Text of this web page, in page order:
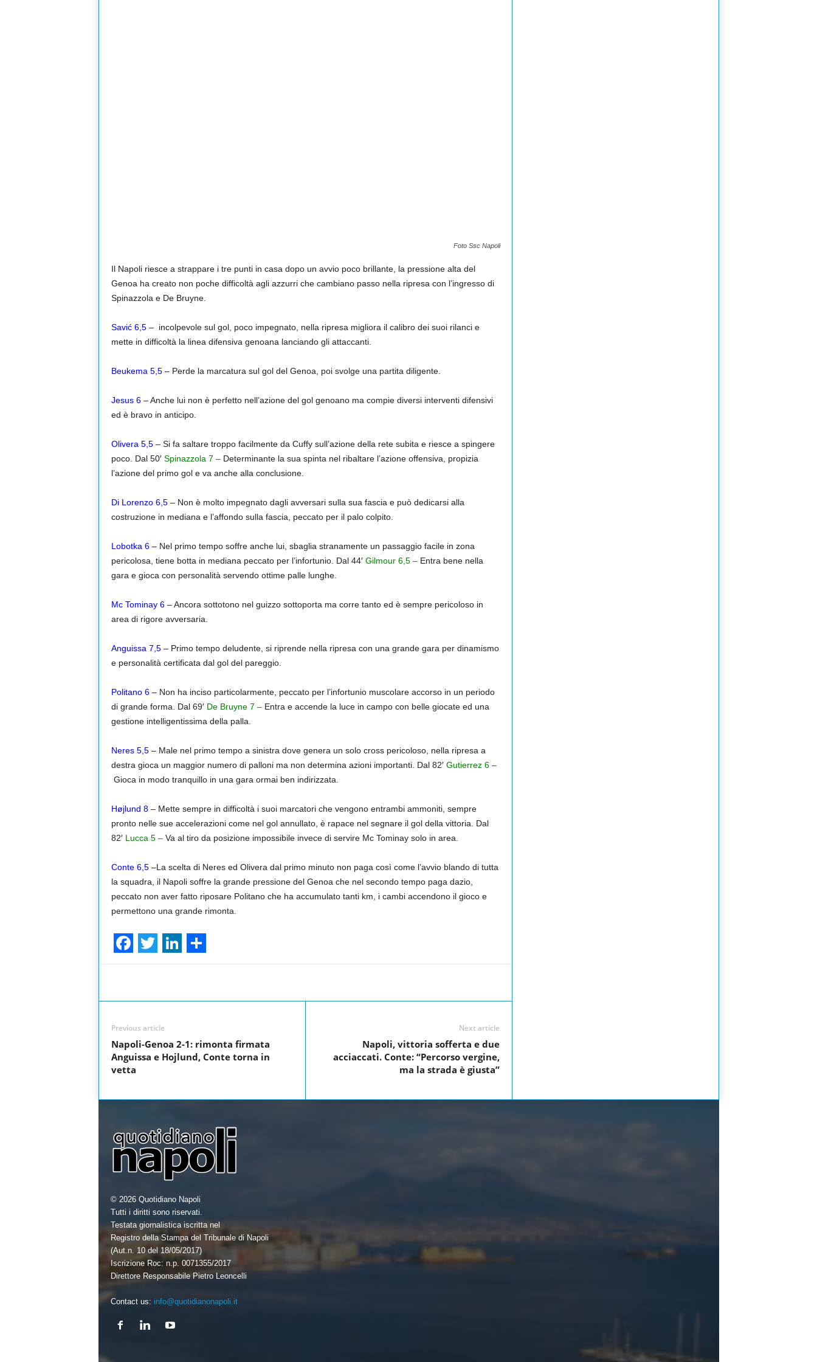
Foto Ssc Napoli
Il Napoli riesce a strappare i tre punti in casa dopo un avvio poco brillante, la pressione alta del
Genoa ha creato non poche difficoltà agli azzurri che cambiano passo nella ripresa con l’ingresso di
Spinazzola e De Bruyne.
Savić 6,5 –incolpevole sul gol, poco impegnato, nella ripresa migliora il calibro dei suoi rilanci e
mette in difficoltà la linea difensiva genoana lanciando gli attaccanti.
Beukema 5,5 – Perde la marcatura sul gol del Genoa, poi svolge una partita diligente.
Jesus 6 –Anche lui non è perfetto nell’azione del gol genoano ma compie diversi interventi difensivi
ed è bravo in anticipo.
Olivera 5,5 –Si fa saltare troppo facilmente da Cuffy sull’azione della rete subita e riesce a spingere
poco. Dal 50′ Spinazzola 7 –Determinante la sua spinta nel ribaltare l’azione offensiva, propizia
l’azione del primo gol e va anche alla conclusione.
Di Lorenzo 6,5 –Non è molto impegnato dagli avversari sulla sua fascia e può dedicarsi alla
costruzione in mediana e l’affondo sulla fascia, peccato per il palo colpito.
Lobotka 6 –Nel primo tempo soffre anche lui, sbaglia stranamente un passaggio facile in zona
pericolosa, tiene botta in mediana peccato per l’infortunio. Dal 44′ Gilmour 6,5 – Entra bene nella
gara e gioca con personalità servendo ottime palle lunghe.
Mc Tominay 6 –Ancora sottotono nel guizzo sottoporta ma corre tanto ed è sempre pericoloso in
area di rigore avversaria.
Anguissa 7,5 – Primo tempo deludente, si riprende nella ripresa con una grande gara per dinamismo
e personalità certificata dal gol del pareggio.
Politano 6 – Non ha inciso particolarmente, peccato per l’infortunio muscolare accorso in un periodo
di grande forma. Dal 69′De Bruyne 7 – Entra e accende la luce in campo con belle giocate ed una
gestione intelligentissima della palla.
Neres 5,5 –Male nel primo tempo a sinistra dove genera un solo cross pericoloso, nella ripresa a
destra gioca un maggior numero di palloni ma non determina azioni importanti. Dal 82′ Gutierrez 6 –
Gioca in modo tranquillo in una gara ormai ben indirizzata.
Højlund 8 –Mette sempre in difficoltà i suoi marcatori che vengono entrambi ammoniti, sempre
pronto nelle sue accelerazioni come nel gol annullato, è rapace nel segnare il gol della vittoria. Dal
82′Lucca 5 – Va al tiro da posizione impossibile invece di servire Mc Tominay solo in area.
Conte 6,5 –La scelta di Neres ed Olivera dal primo minuto non paga così come l’avvio blando di tutta
la squadra, il Napoli soffre la grande pressione del Genoa che nel secondo tempo paga dazio,
peccato non aver fatto riposare Politano che ha accumulato tanti km, i cambi accendono il gioco e
permettono una grande rimonta.
F
c
e
b
o
o
k
T
i
t
t
e
L
n
k
e
d
n
S
a
e
Previous article
Napoli-Genoa 2-1: rimonta firmata
Anguissa e Hojlund, Conte torna in
vetta
Next article
Napoli, vittoria sofferta e due
acciaccati. Conte: “Percorso vergine,
ma la strada è giusta”
© 2026 Quotidiano Napoli
Tutti i diritti sono riservati.
Testata giornalistica iscritta nel
Registro della Stampa del Tribunale di Napoli
(Aut.n. 10 del 18/05/2017)
Iscrizione Roc: n.p. 0071355/2017
Direttore Responsabile Pietro Leoncelli
Contact us: info@quotidianonapoli.it